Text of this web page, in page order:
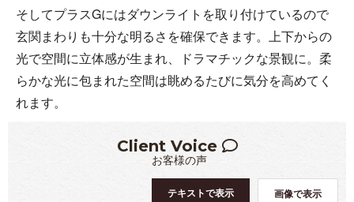
そしてプラスGにはダウンライトを取り付けているので
玄関まわりも十分な明るさを確保できます。上下からの
光で空間に立体感が生まれ、ドラマチックな景観に。柔
らかな光に包まれた空間は眺めるたびに気分を高めてく
れます。
Client Voice
お客様の声
画像で表示
テキストで表示